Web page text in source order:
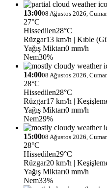
13:0008 Ağustos 2026,
27°C
Hissedilen28°C
Rüzgar13 km/h | Kıble
Yağış Miktarı0 mm/h
Nem30%
14:0008 Ağustos 2026,
28°C
Hissedilen28°C
Rüzgar17 km/h |
Yağış Miktarı0 mm/h
Nem29%
15:0008 Ağustos 2026,
28°C
Hissedilen29°C
Rüzgar20 km/h |
Yağış Miktarı0 mm/h
Nem33%